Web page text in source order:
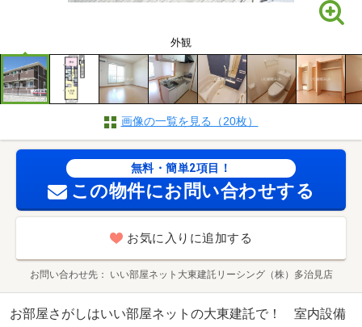
外観
画像の一覧を見る（20枚）
無料・簡単2項目！
この物件にお問い合わせする
お気に入りに追加する
お問い合わせ先 いい部屋ネット大東建託リーシング（株）多治見店
お部屋さがしはいい部屋ネットの大東建託で！ 室内設備